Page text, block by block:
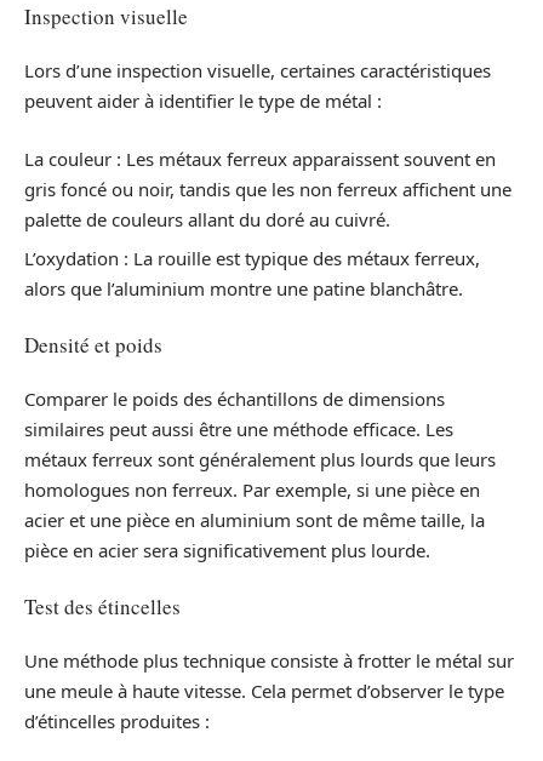
Inspection visuelle
Lors d’une inspection visuelle, certaines caractéristiques
peuvent aider à identifier le type de métal :
La couleur : Les métaux ferreux apparaissent souvent en
gris foncé ou noir, tandis que les non ferreux affichent une
palette de couleurs allant du doré au cuivré.
L’oxydation : La rouille est typique des métaux ferreux,
alors que l’aluminium montre une patine blanchâtre.
Densité et poids
Comparer le poids des échantillons de dimensions
similaires peut aussi être une méthode efficace. Les
métaux ferreux sont généralement plus lourds que leurs
homologues non ferreux. Par exemple, si une pièce en
acier et une pièce en aluminium sont de même taille, la
pièce en acier sera significativement plus lourde.
Test des étincelles
Une méthode plus technique consiste à frotter le métal sur
une meule à haute vitesse. Cela permet d’observer le type
d’étincelles produites :